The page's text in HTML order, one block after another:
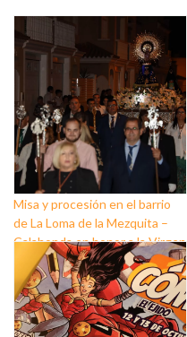
Misa y procesión en el barrio
de La Loma de la Mezquita –
Calahonda en honor a la Virgen
del Pilar